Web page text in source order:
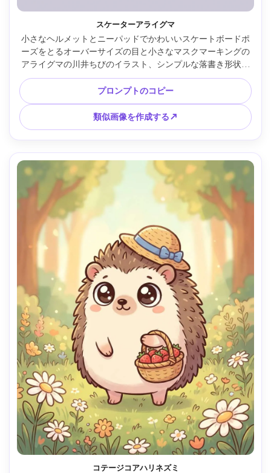
スケーターアライグマ
小さなヘルメットとニーパッドでかわいいスケートボードポ
ーズをとるオーバーサイズの目と小さなマスクマーキングの
アライグマの川井ちびのイラスト、シンプルな落書き形状の
明るい都会的なパステル背景、大胆なアウトライン、柔らか
いセルシェーディング、エネルギッシュな楽しいムード、ス
テッカー用のすっきりとしたシルエット、高品質のキャラク
ターアート、85mmレンズ、浅い被写界深度、柔らかい映画
的な照明 --ar 4:5
プロンプトのコピー
類似画像を作成する↗
コテージコアハリネズミ